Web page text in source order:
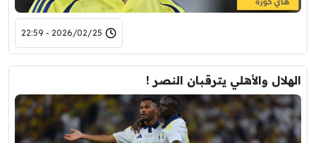
2026/02/25 - 22:59
الهلال والأهلي يترقبان النصر !